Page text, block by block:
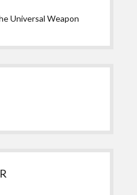
Universal Weapon